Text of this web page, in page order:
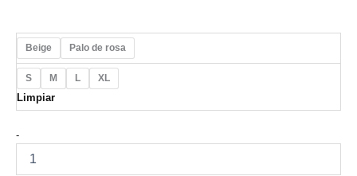
Beige Palo de rosa
S M L XL
Limpiar
-